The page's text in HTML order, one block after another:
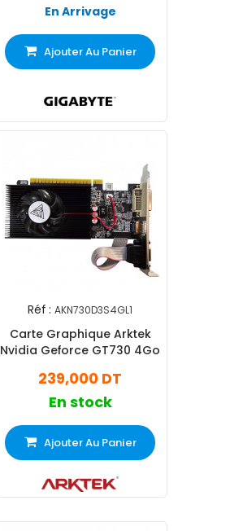
En Arrivage
Ajouter Au Panier
Réf : AKN730D3S4GL1
Carte Graphique Arktek
Nvidia Geforce GT730 4Go
239,000 DT
En stock
Ajouter Au Panier